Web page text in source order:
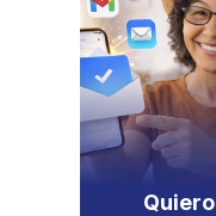
Quiero